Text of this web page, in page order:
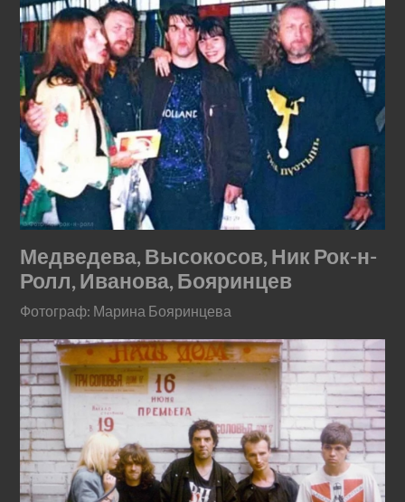
Медведева, Высокосов, Ник Рок-н-
Ролл, Иванова, Бояринцев
Фотограф: Марина Бояринцева